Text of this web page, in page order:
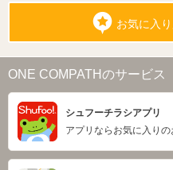
お気に入
ONE COMPATHのサービス
シュフーチラシアプリ
アプリならお気に入り